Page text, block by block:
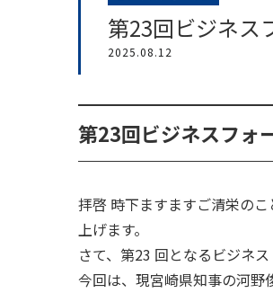
第23回ビジネス
2025.08.12
第23回ビジネスフォ
拝啓 時下ますますご清栄の
上げます。
さて、第23 回となるビジネ
今回は、現宮崎県知事の河野